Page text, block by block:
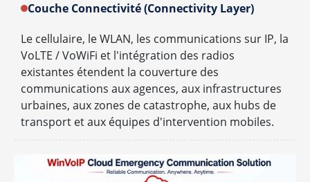
Couche Connectivité (Connectivity Layer)
Le cellulaire, le WLAN, les communications sur IP, la
VoLTE / VoWiFi et l'intégration des radios
existantes étendent la couverture des
communications aux agences, aux infrastructures
urbaines, aux zones de catastrophe, aux hubs de
transport et aux équipes d'intervention mobiles.